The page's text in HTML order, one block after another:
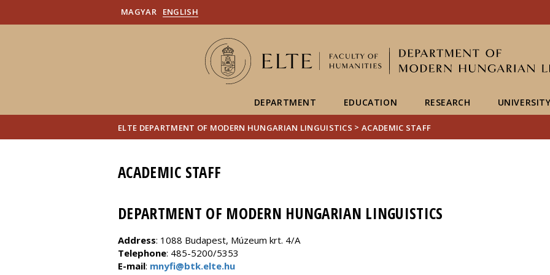
MAGYAR ENGLISH
DEPARTMENT EDUCATION RESEARCH
ELTE DEPARTMENT OF MODERN HUNGARIAN LINGUISTICS >ACADEMIC STAFF
ACADEMIC STAFF
DEPARTMENT OF MODERN HUNGARIAN LINGUISTICS
Address: 1088 Budapest, Múzeum krt. 4/A
Telephone: 485-5200/5353
E-mail: mnyfi@btk.elte.hu